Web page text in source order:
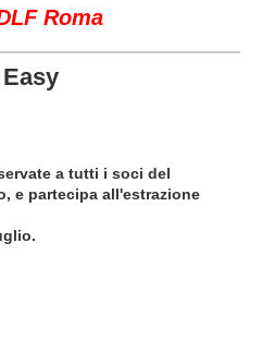
Roma
a tutti i soci del
e partecipa all'estrazione
.